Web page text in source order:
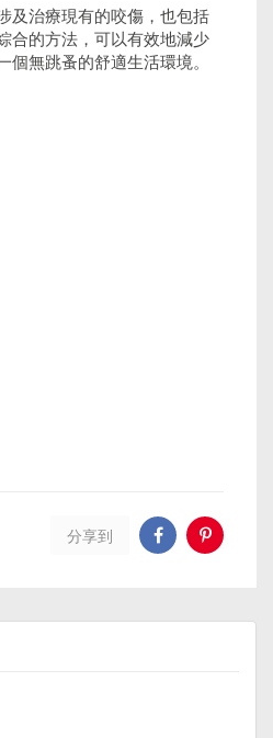
及治療現有的咬傷，也包括
合的方法，可以有效地減少
無跳蚤的舒適生活環境。
分享到